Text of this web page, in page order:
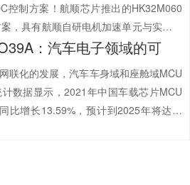
控制方案！航顺芯片推出的HK32M060
，具有航顺自研电机加速单元与实时采
率和控制精确度。同时，HK32M060系
：汽车电子领域的可
联化的发展，汽车车身域和座舱域MCU
数据显示，2021年中国车载芯片MCU
比增长13.59%，预计到2025年将达到